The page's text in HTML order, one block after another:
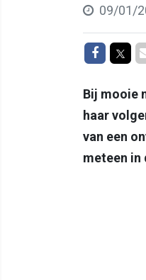
09/01/
Delen
Bij mooie
haar
van een
meteen in